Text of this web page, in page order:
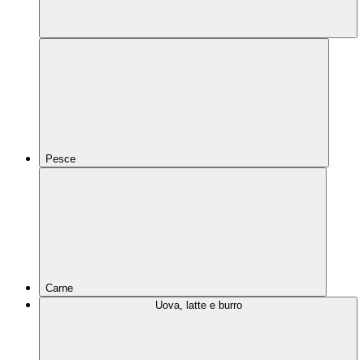
Pesce
Carne
Uova, latte e burro